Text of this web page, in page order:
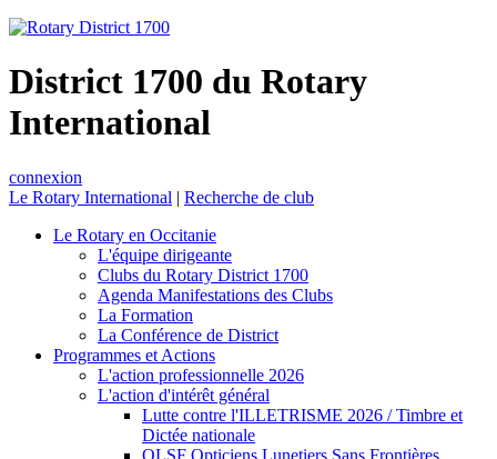
District 1700 du Rotary
International
connexion
Le Rotary International | Recherche de club
Le Rotary en Occitanie
L'équipe dirigeante
Clubs du Rotary District 1700
Agenda Manifestations des Clubs
La Formation
La Conférence de District
Programmes et Actions
L'action professionnelle 2026
L'action d'intérêt général
Lutte contre l'ILLETRISME 2026 / Timbre et
Dictée nationale
OLSF Opticiens Lunetiers Sans Frontières